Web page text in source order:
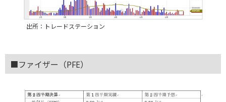
出所：トレードステーション
■ファイザー（PFE）